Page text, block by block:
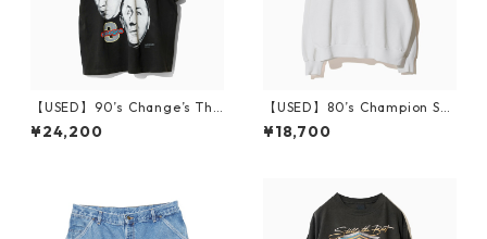
【USED】90’s Change’s The
Three Stooges Print T-Shirt
XL
¥24,200
【USED】80’s Champion Sw
eatshirt RUTGERS XXL
¥18,700